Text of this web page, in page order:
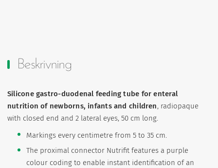
Beskrivning
Silicone gastro-duodenal feeding tube for enteral
nutrition of newborns, infants and children, radiopaque
with closed end and 2 lateral eyes, 50 cm long.
Markings every centimetre from 5 to 35 cm.
The proximal connector Nutrifit features a purple
colour coding to enable instant identification of an